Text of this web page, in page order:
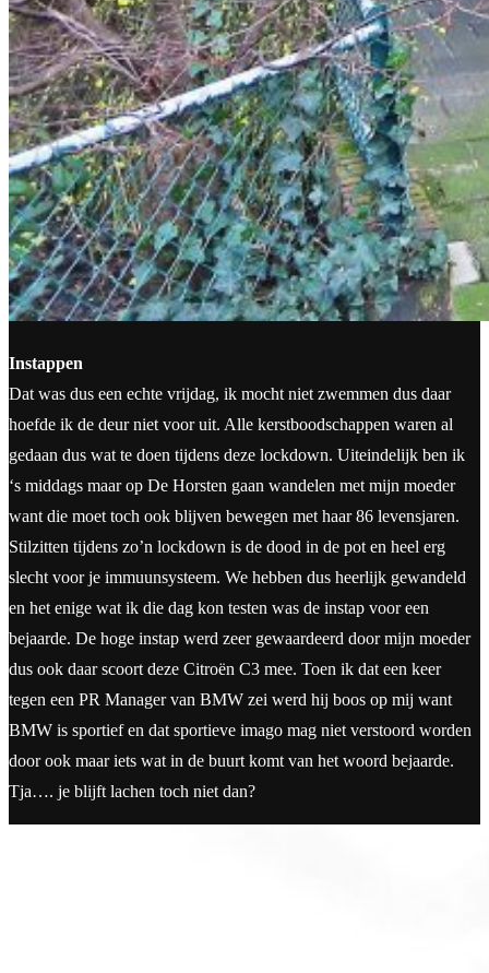
Instappen
Dat was dus een echte vrijdag, ik mocht niet zwemmen dus daar
hoefde ik de deur niet voor uit. Alle kerstboodschappen waren al
gedaan dus wat te doen tijdens deze lockdown. Uiteindelijk ben ik
‘s middags maar op De Horsten gaan wandelen met mijn moeder
want die moet toch ook blijven bewegen met haar 86 levensjaren.
Stilzitten tijdens zo’n lockdown is de dood in de pot en heel erg
slecht voor je immuunsysteem. We hebben dus heerlijk gewandeld
en het enige wat ik die dag kon testen was de instap voor een
bejaarde. De hoge instap werd zeer gewaardeerd door mijn moeder
dus ook daar scoort deze Citroën C3 mee. Toen ik dat een keer
tegen een PR Manager van BMW zei werd hij boos op mij want
BMW is sportief en dat sportieve imago mag niet verstoord worden
door ook maar iets wat in de buurt komt van het woord bejaarde.
Tja…. je blijft lachen toch niet dan?